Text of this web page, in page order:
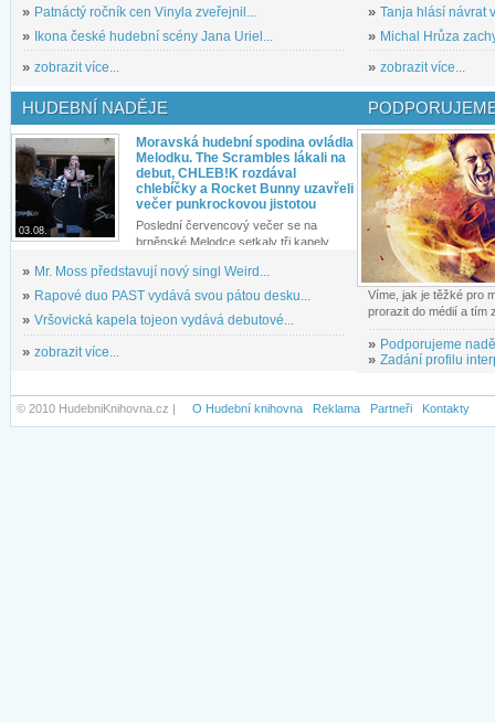
» Patnáctý ročník cen Vinyla zveřejnil...
» Ikona české hudební scény Jana Uriel...
» zobrazit více...
» Tanja hlásí návrat
» Michal Hrůza
» zobrazit více...
HUDEBNÍ NADĚJE
03.08.
Moravská hudební spodina ovládla
Melodku. The Scrambles lákali na
debut, CHLEB!K rozdával
chlebíčky a Rocket Bunny uzavřeli
večer punkrockovou jistotou
Poslední červencový večer se na
brněnské Melodce setkaly tři kapely...
» Mr. Moss představují nový singl Weird...
» Rapové duo PAST vydává svou pátou desku...
» Vršovická kapela tojeon vydává debutové...
» zobrazit více...
Víme, jak je těžké pro
prorazit do médií a tím
» Podporujeme
» Zadání profilu
© 2010 HudebniKnihovna.cz | O Hudební knihovna Reklama Partneři Kontakty